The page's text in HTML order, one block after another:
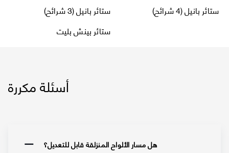
ستائر بانيل (3 شرائح)
ستائر بانيل (4 شرائح)
ستائر بينش بليت
أسئلة مكررة
هل مسار الألواح المنزلقة قابل للتعديل؟